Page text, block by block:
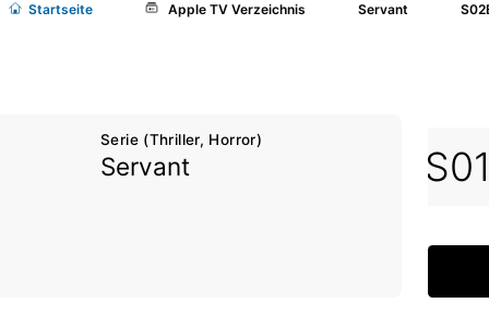
Startseite Apple TV Verzeichnis Servant
Serie (Thriller, Horror)
Servant
S01E08